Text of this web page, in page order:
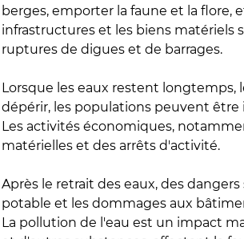
berges, emporter la faune et la flore,
infrastructures et les biens matériels
ruptures de digues et de barrages.
Lorsque les eaux restent longtemps,
dépérir, les populations peuvent
Les activités économiques,
matérielles et des arrêts d'activité.
Après le retrait des eaux, des
potable et les dommages aux
La pollution de l'eau est un impact